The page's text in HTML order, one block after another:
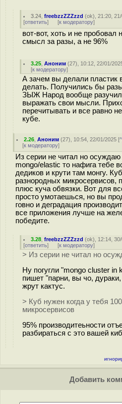
3.24 ,freebzzZZZzzd (ok), 21:20,
[ответить] [к модератору]
вот-вот, хоть и не пробовал
смысл за разы, а не 96%
3.25 ,Аноним (27), 10:12, 22/01/
[к модератору]
А зачем вы делали пластик
делать. Получились бы
ЗЫЖ Народ вообще
выражать свои мысли.
перечитывать и все равно
кубе.
2.26 ,Аноним (27), 10:54, 22/01/2025 [^
[к модератору]
Из серии не читал но
mongo/elastic то нафига тебе
дедиков и крути там монгу.
разнородных микросервисов,
плюс куча обвязки. Вот для
просто умотаешься, но вы
говно и деградация
все приложения лучше на
победите.
3.28 ,freebzzZZZzzd (ok), 12:14,
[ответить] [к модератору]
> Из серии не читал но
Ну погугли "mongo cluster in
пишет "парни, вы чо,
жрут кактус.
> Куб нужен когда у тебя
микросервисов
95% производитеьности
разбираться с это вашей
Добавить